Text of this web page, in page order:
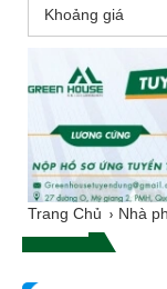
Trang Chủ Nhà